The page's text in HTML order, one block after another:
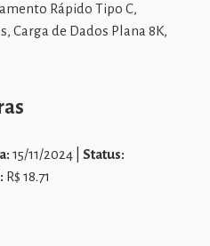
Rápido Tipo C,
Carga de Dados Plana 8K,
15/11/2024 | Status:
R$ 18.71